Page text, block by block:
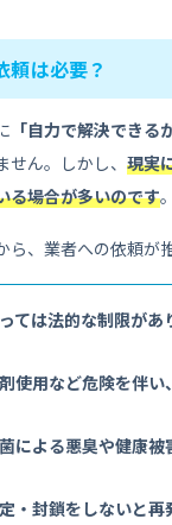
頼は必要？
「自力で解決できる
ん。しかし、 現実
る場合が多いのです。
、業者への依頼が
ては法的な制限があ
使用など危険を伴い
による悪臭や健康被
・封鎖をしないと再